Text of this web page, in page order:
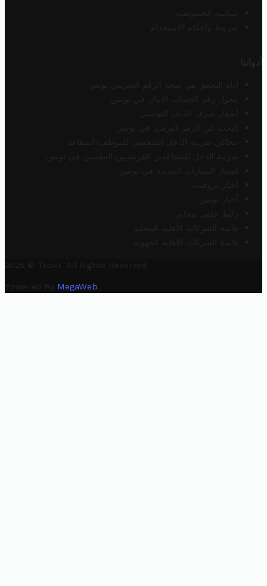
سياسة الخصوصية
شروط وأحكام الاستخدام
أدواتنا
أداة التحقق من صحة الرقم الضريبي تونس
محول رقم الحساب الآيبان في تونس
أسعار صرف الدينار التونسي
البحث عن الرمز البريدي في تونس
محاكي ضريبة الدخل الشخصي للموظف/المتقاعد
ضريبة الدخل للمتقاعدين الفرنسيين المقيمين في تونس
أسعار السيارات الجديدة في تونس
أخبار تروفيت
أخبار تونس
رابط خلفي مجاني
قائمة الشركات الأهلية المحلية
قائمة الشركات الأهلية الجهوية
2025 © Trovit. All Rights Reserved.
Powered By MegaWeb